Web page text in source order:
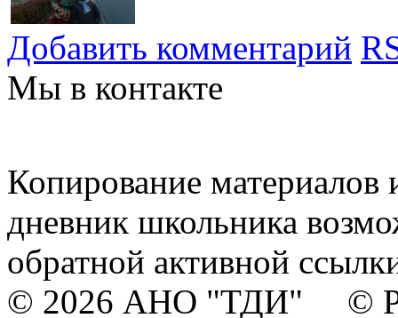
Добавить комментарий
Мы в контакте
Копирование материалов
дневник школьника
обратной активной
© 2026 АНО "ТДИ" ©